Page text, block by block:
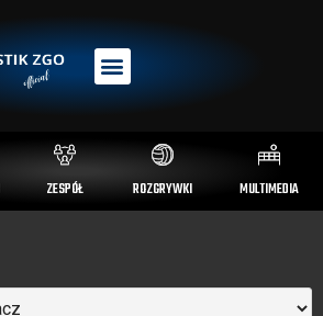
ZESPÓŁ ROZGRYWKI MULTIMEDIA